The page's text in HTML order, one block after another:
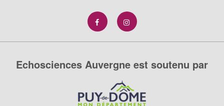
Echosciences Auvergne est soutenu par